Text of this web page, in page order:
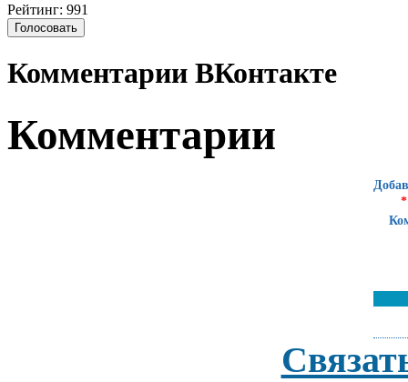
Рейтинг: 991
Комментарии ВКонтакте
Комментарии
*